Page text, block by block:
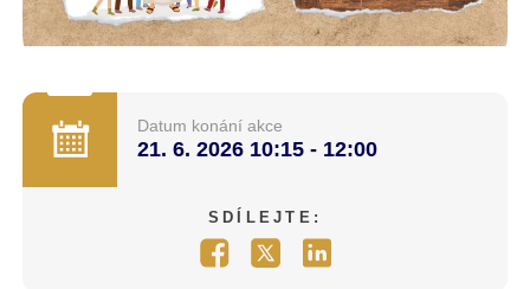
Datum konání akce
21. 6. 2026 10:15 - 12:00
SDÍLEJTE: